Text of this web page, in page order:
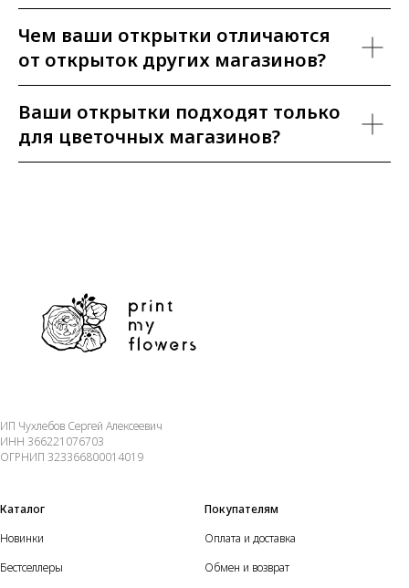
Чем ваши открытки отличаются
от открыток других магазинов?
Ваши открытки подходят только
для цветочных магазинов?
ИП Чухлебов Сергей Алексеевич
ИНН 366221076703
ОГРНИП 323366800014019
Каталог
Новинки
Бестселлеры
Покупателям
Оплата и доставка
Обмен и возврат